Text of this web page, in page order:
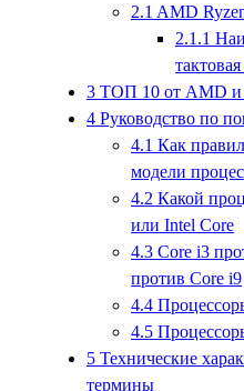
2.1 AMD
2.1.1
3 ТОП 10 от AMD и
4 Руководство по
4.1 Как
модели
4.2 Какой
или Intel Core
4.3 Core i3
против Core i9
4.4
4.5
5 Технические
термины